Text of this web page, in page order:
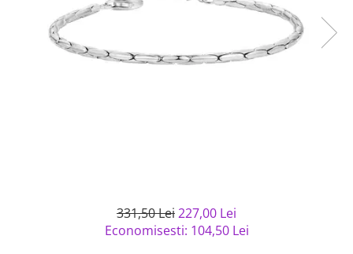
semipretioase
Bijuterii argint placat cu aur
Bijuterii argint cu diverse
Bijuterii de Lux
Bijuterii gotice si rock
Solutii si lavete de curatare
331,50 Lei227,00 Lei
Economisesti: 104,50 Lei